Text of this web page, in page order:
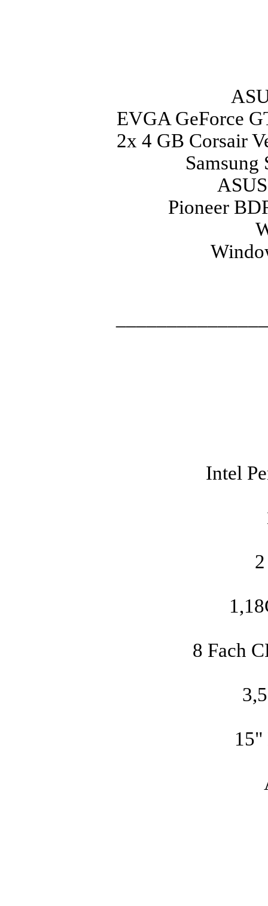
EVGA GeForce
2x 4 GB Corsair
Samsung
Pioneer
Intel
8 Fach